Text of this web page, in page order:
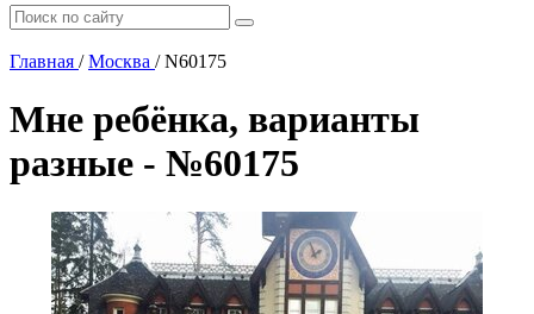
Главная / Москва /N60175
Мне ребёнка, варианты
разные - №60175